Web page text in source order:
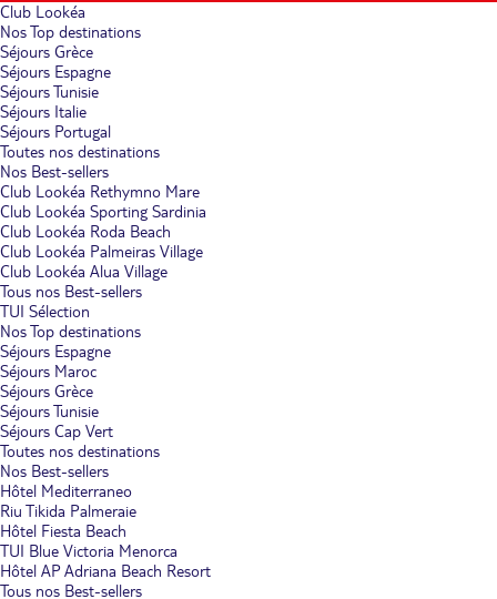
Club Lookéa
Nos Top destinations
Séjours Grèce
Séjours Espagne
Séjours Tunisie
Séjours Italie
Séjours Portugal
Toutes nos destinations
Nos Best-sellers
Club Lookéa Rethymno Mare
Club Lookéa Sporting Sardinia
Club Lookéa Roda Beach
Club Lookéa Palmeiras Village
Club Lookéa Alua Village
Tous nos Best-sellers
TUI Sélection
Nos Top destinations
Séjours Espagne
Séjours Maroc
Séjours Grèce
Séjours Tunisie
Séjours Cap Vert
Toutes nos destinations
Nos Best-sellers
Hôtel Mediterraneo
Riu Tikida Palmeraie
Hôtel Fiesta Beach
TUI Blue Victoria Menorca
Hôtel AP Adriana Beach Resort
Tous nos Best-sellers